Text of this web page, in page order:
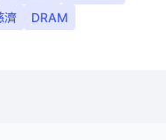
濟
DRAM